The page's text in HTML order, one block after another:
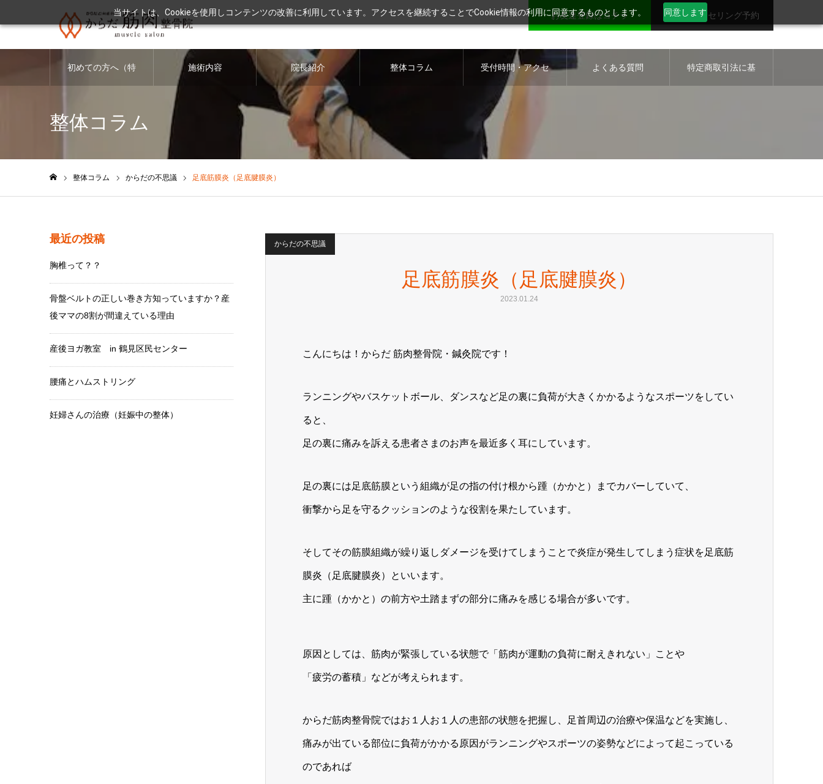
当サイトは、Cookieを使用しコンテンツの改善に利用しています。アクセスを継続することでCookie情報の利用に同意するものとします。 同意します
お友達登録はコチラ 無料カウンセリング予約
初めての方へ（特 施術内容 院長紹介 整体コラム 受付時間・アクセ
ス
よくある質問 特定商取引法に基
整体コラム
整体コラム からだの不思議 足底筋膜炎（足底腱膜炎）
からだの不思議
足底筋膜炎（足底腱膜炎）
2023.01.24
こんにちは！からだ 筋肉整骨院・鍼灸院です！
ランニングやバスケットボール、ダンスなど足の裏に負荷が大きくかかるようなスポーツをしてい
ると、
足の裏に痛みを訴える患者さまのお声を最近多く耳にしています。
足の裏には足底筋膜という組織が足の指の付け根から踵（かかと）までカバーしていて、
衝撃から足を守るクッションのような役割を果たしています。
そしてその筋膜組織が繰り返しダメージを受けてしまうことで炎症が発生してしまう症状を足底筋
膜炎（足底腱膜炎）といいます。
主に踵（かかと）の前方や土踏まずの部分に痛みを感じる場合が多いです。
原因としては、筋肉が緊張している状態で「筋肉が運動の負荷に耐えきれない」ことや
「疲労の蓄積」などが考えられます。
からだ筋肉整骨院ではお１人お１人の患部の状態を把握し、足首周辺の治療や保温などを実施し、
痛みが出ている部位に負荷がかかる原因がランニングやスポーツの姿勢などによって起こっている
のであれば
最近の投稿
胸椎って？？
骨盤ベルトの正しい巻き方知っていますか？産
後ママの8割が間違えている理由
産後ヨガ教室 in 鶴見区民センター
腰痛とハムストリング
妊婦さんの治療（妊娠中の整体）